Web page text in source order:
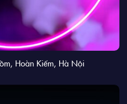
Hoàn Kiếm, Hà Nội